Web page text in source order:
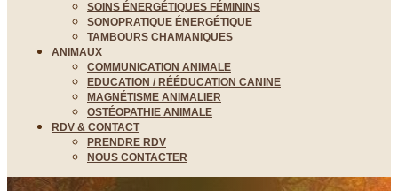
SOINS ÉNERGÉTIQUES FÉMININS
SONOPRATIQUE ÉNERGÉTIQUE
TAMBOURS CHAMANIQUES
ANIMAUX
COMMUNICATION ANIMALE
EDUCATION / RÉÉDUCATION CANINE
MAGNÉTISME ANIMALIER
OSTÉOPATHIE ANIMALE
RDV & CONTACT
PRENDRE RDV
NOUS CONTACTER